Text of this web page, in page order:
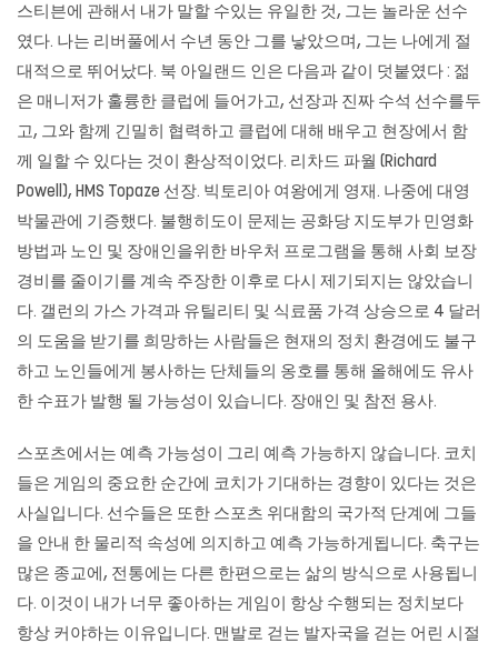
스티븐에 관해서 내가 말할 수있는 유일한 것, 그는 놀라운 선수
였다. 나는 리버풀에서 수년 동안 그를 낳았으며, 그는 나에게 절
대적으로 뛰어났다. 북 아일랜드 인은 다음과 같이 덧붙였다 : 젊
은 매니저가 훌륭한 클럽에 들어가고, 선장과 진짜 수석 선수를두
고, 그와 함께 긴밀히 협력하고 클럽에 대해 배우고 현장에서 함
께 일할 수 있다는 것이 환상적이었다. 리차드 파월 (Richard
Powell), HMS Topaze 선장. 빅토리아 여왕에게 영재. 나중에 대영
박물관에 기증했다. 불행히도이 문제는 공화당 지도부가 민영화
방법과 노인 및 장애인을위한 바우처 프로그램을 통해 사회 보장
경비를 줄이기를 계속 주장한 이후로 다시 제기되지는 않았습니
다. 갤런의 가스 가격과 유틸리티 및 식료품 가격 상승으로 4 달러
의 도움을 받기를 희망하는 사람들은 현재의 정치 환경에도 불구
하고 노인들에게 봉사하는 단체들의 옹호를 통해 올해에도 유사
한 수표가 발행 될 가능성이 있습니다. 장애인 및 참전 용사.
스포츠에서는 예측 가능성이 그리 예측 가능하지 않습니다. 코치
들은 게임의 중요한 순간에 코치가 기대하는 경향이 있다는 것은
사실입니다. 선수들은 또한 스포츠 위대함의 국가적 단계에 그들
을 안내 한 물리적 속성에 의지하고 예측 가능하게됩니다. 축구는
많은 종교에, 전통에는 다른 한편으로는 삶의 방식으로 사용됩니
다. 이것이 내가 너무 좋아하는 게임이 항상 수행되는 정치보다
항상 커야하는 이유입니다. 맨발로 걷는 발자국을 걷는 어린 시절